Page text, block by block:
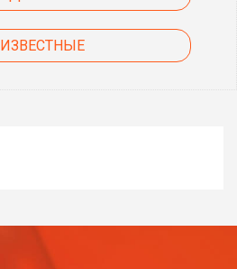
ИЗВЕСТНЫЕ